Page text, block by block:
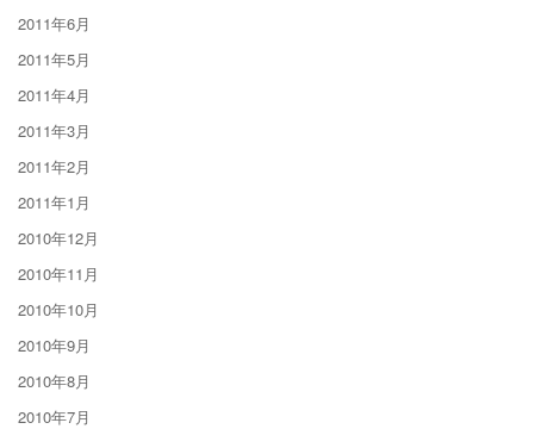
2011年6月
2011年5月
2011年4月
2011年3月
2011年2月
2011年1月
2010年12月
2010年11月
2010年10月
2010年9月
2010年8月
2010年7月